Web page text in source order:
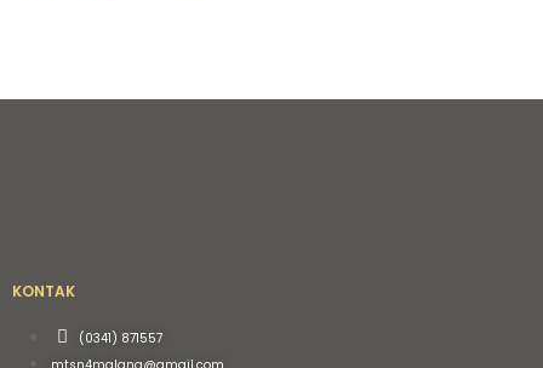
KONTAK
(0341) 871557